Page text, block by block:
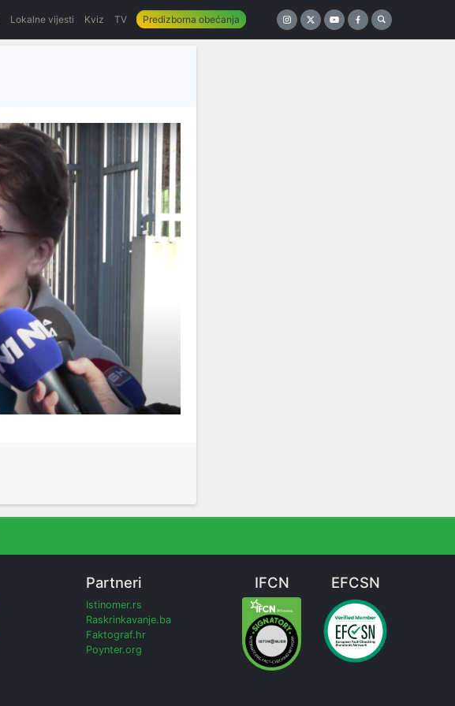
Lokalne vijesti Kviz TV Predizborna obećanja
Partneri
Istinomer.rs
Raskrinkavanje.ba
Faktograf.hr
Poynter.org
IFCN EFCSN